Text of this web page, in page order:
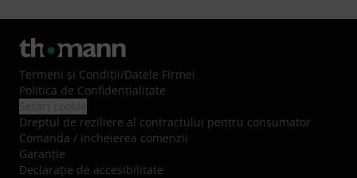
Termeni şi Condiţii/Datele Firmei
Politica de Confidenţialitate
Dreptul de reziliere al contractului pentru consumator
Comanda / incheierea comenzii
Garanție
Declarație de accesibilitate